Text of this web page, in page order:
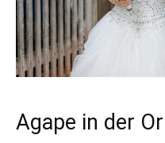
Agape in der